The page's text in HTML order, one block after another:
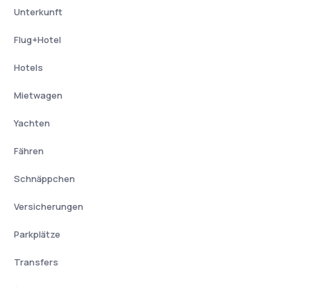
Unterkunft
Flug+Hotel
Hotels
Mietwagen
Yachten
Fähren
Schnäppchen
Versicherungen
Parkplätze
Transfers